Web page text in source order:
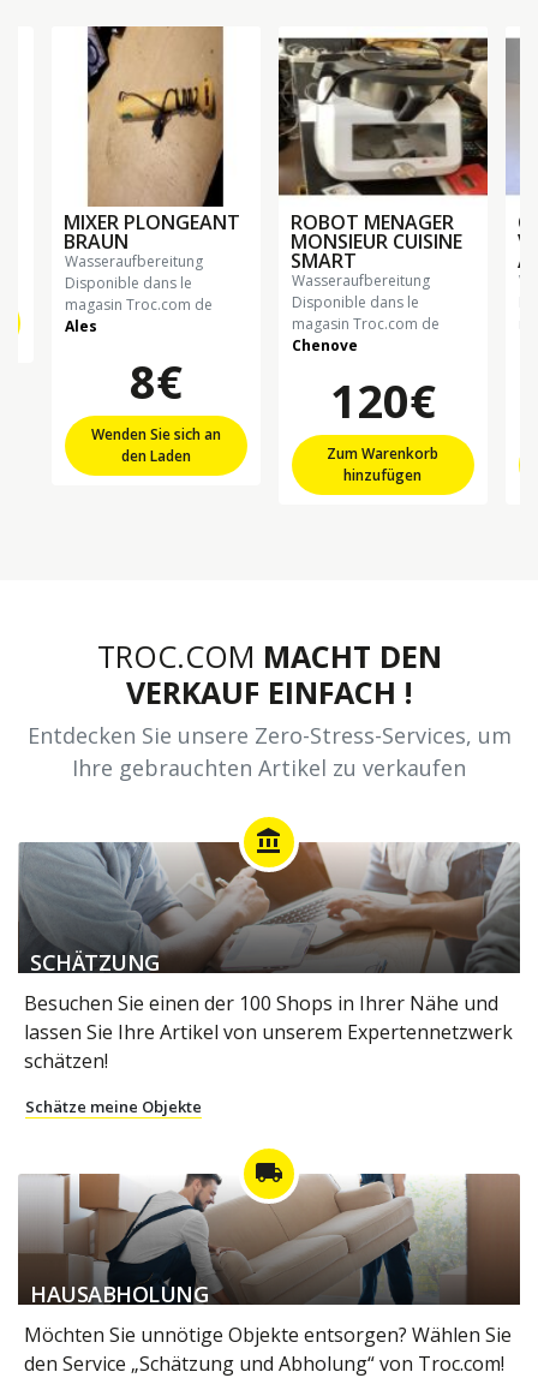
MIXER PLONGEANT
BRAUN
wasseraufbereitung
Disponible dans le
magasin Troc.com de
Ales
8€
Wenden Sie sich an
den Laden
ROBOT MENAGER
MONSIEUR CUISINE
SMART
wasseraufbereitung
Disponible dans le
magasin Troc.com de
Chenove
120€
Zum Warenkorb
hinzufügen
TROC.COM MACHT DEN
VERKAUF EINFACH !
Entdecken Sie unsere Zero-Stress-Services, um
Ihre gebrauchten Artikel zu verkaufen
account_balance
SCHÄTZUNG
Besuchen Sie einen der 100 Shops in Ihrer Nähe und
lassen Sie Ihre Artikel von unserem Expertennetzwerk
schätzen!
Schätze meine Objekte
local_shipping
HAUSABHOLUNG
Möchten Sie unnötige Objekte entsorgen? Wählen Sie
den Service „Schätzung und Abholung“ von Troc.com!